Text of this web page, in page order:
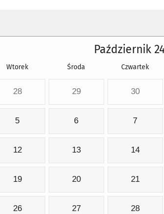
Październik
Wtorek Środa Czwartek
28 29 30
5 6 7
12 13 14
19 20 21
26 27 28